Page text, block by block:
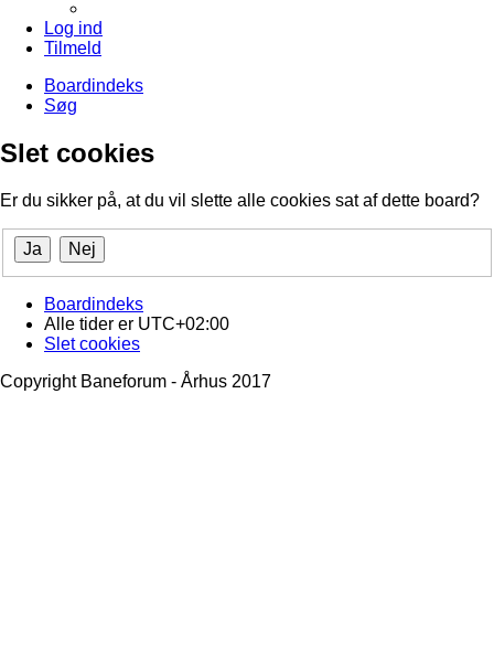
Log ind
Tilmeld
Boardindeks
Søg
Slet cookies
Er du sikker på, at du vil slette alle cookies sat af dette board?
Boardindeks
Alle tider er UTC+02:00
Slet cookies
Copyright Baneforum - Århus 2017